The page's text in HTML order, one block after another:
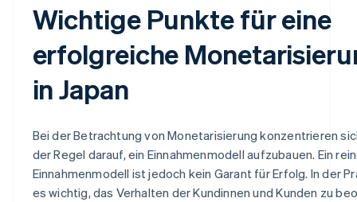
Wichtige Punkte für eine
erfolgreiche
in Japan
Bei der Betrachtung von Monetarisierung konzentrieren
der Regel darauf, ein Einnahmenmodell aufzubauen. Ein
Einnahmenmodell ist jedoch kein Garant für Erfolg. In der
es wichtig, das Verhalten der Kundinnen und Kunden zu